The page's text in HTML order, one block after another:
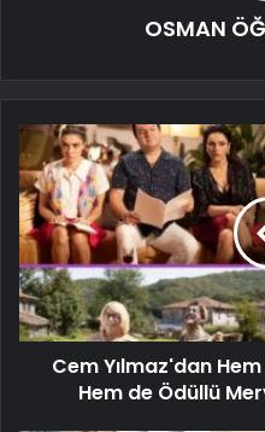
OSMAN
Cem Yılmaz'dan
Hem de Ödüllü